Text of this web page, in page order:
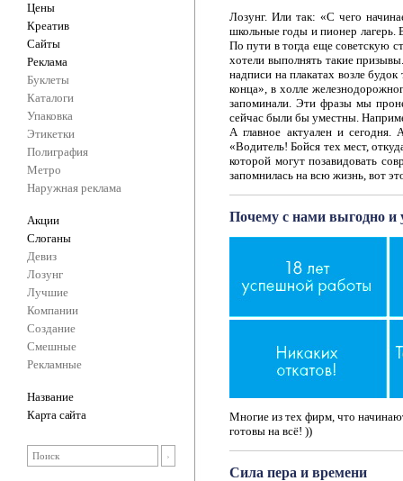
Цены
Креатив
Сайты
Реклама
Буклеты
Каталоги
Упаковка
Этикетки
Полиграфия
Метро
Наружная реклама
Акции
Слоганы
Девиз
Лозунг
Лучшие
Компании
Создание
Смешные
Рекламные
Название
Карта сайта
Лозунг. Или так: «С чего
школьные годы и пионер
По пути в тогда еще советскую
хотели выполнять такие
надписи на плакатах возле
конца», в холле
запоминали. Эти фразы мы
сейчас были бы уместны.
А главное актуален и сегодня.
«Водитель! Бойся тех мест,
которой могут позавидовать
запомнилась на всю жизнь, вот
Почему с нами выгодно и
Многие из тех фирм, что
готовы на всё! ))
Сила пера и времени